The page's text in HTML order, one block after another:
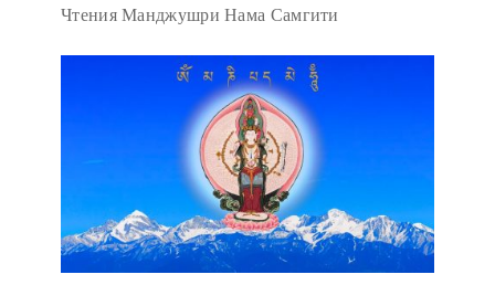
Чтения Манджушри Нама Самгити